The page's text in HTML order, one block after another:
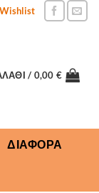
Wishlist
/ 0,00 €
ΔΙΑΦΟΡΑ